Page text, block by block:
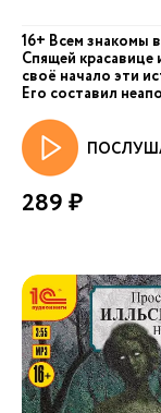
16+ Всем знакомы
Спящей красавице
своё начало эти
Его составил
289 ₽